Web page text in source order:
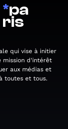
*pa
ris
qui vise à initier
mission d'intérêt
aux médias et
toutes et tous.